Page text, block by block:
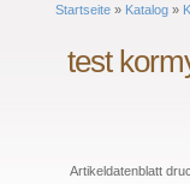
Startseite » Katalog »
test
Artikeldatenblatt